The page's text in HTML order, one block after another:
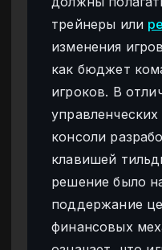
трейнеры или
изменения
как бюджет
игроков. В
консоли
клавишей
решение было
поддержание
финансовых